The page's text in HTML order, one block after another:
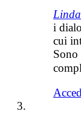
i
cui
Sono